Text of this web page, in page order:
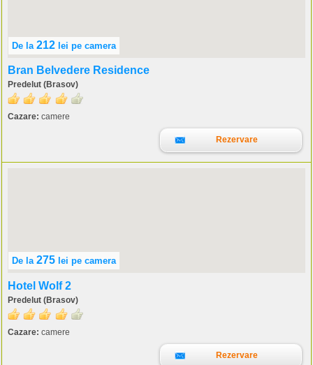
De la 212 lei pe camera
Bran Belvedere Residence
Predelut (Brasov)
Cazare: camere
Rezervare
De la 275 lei pe camera
Hotel Wolf 2
Predelut (Brasov)
Cazare: camere
Rezervare